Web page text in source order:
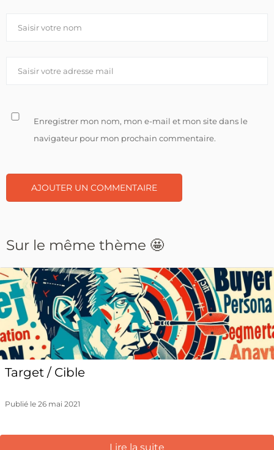
Enregistrer mon nom, mon e-mail et mon site dans le
navigateur pour mon prochain commentaire.
Sur le même thème 🤩
Target / Cible
Publié le 26 mai 2021
Lire la suite